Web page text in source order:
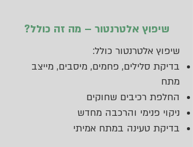
שיפוץ אלטרנטור – מה זה כולל?
שיפוץ אלטרנטור כולל:
בדיקת סלילים, פחמים, מיסבים, מייצב
מתח
החלפת רכיבים שחוקים
ניקוי פנימי והרכבה מחדש
בדיקת טעינה במתח אמיתי